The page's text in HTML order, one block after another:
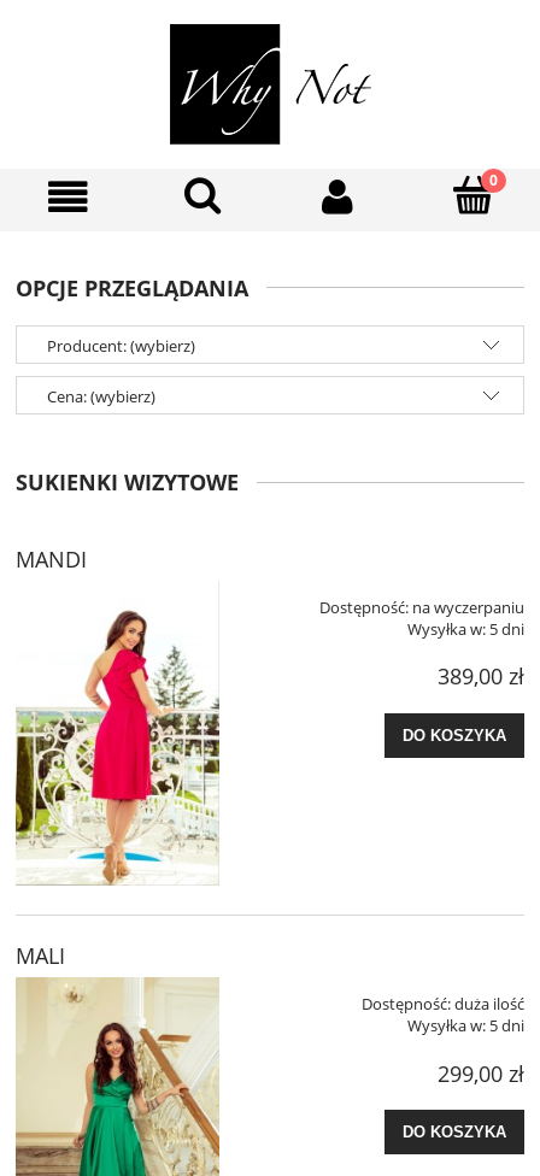
OPCJE PRZEGLĄDANIA
Producent: (wybierz)
Cena: (wybierz)
SUKIENKI WIZYTOWE
MANDI
Dostępność: na wyczerpaniu
Wysyłka w: 5 dni
389,00 zł
DO KOSZYKA
MALI
Dostępność:duża ilość
Wysyłka w: 5 dni
299,00 zł
DO KOSZYKA